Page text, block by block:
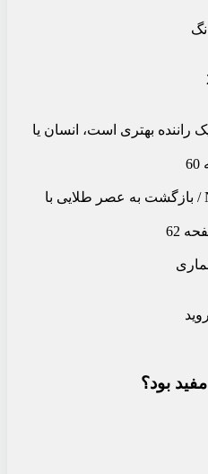
بهتری است، انسان یا
ب ام و C400 X با تیونینگ NMoto / بازگشت به عصر طلایی با
62
بود؟